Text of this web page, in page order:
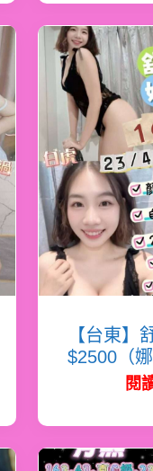
【台東】
$2500（娜
閱